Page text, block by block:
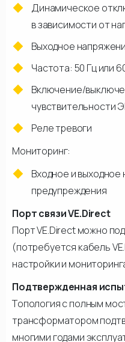
Динамическое
в зависимости от
Выходное
Частота: 50 Гц или
Включение/
чувствительности
Реле тревоги
Мониторинг:
Входное и выходное
предупреждения
Порт связи VE.Direct
Порт VE.Direct можно
(потребуется кабель
настройки и
Подтвержденная
Топология с полным
трансформатором
многими годами